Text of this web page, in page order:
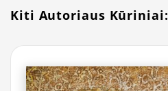
Kiti Autoriaus Kūriniai: